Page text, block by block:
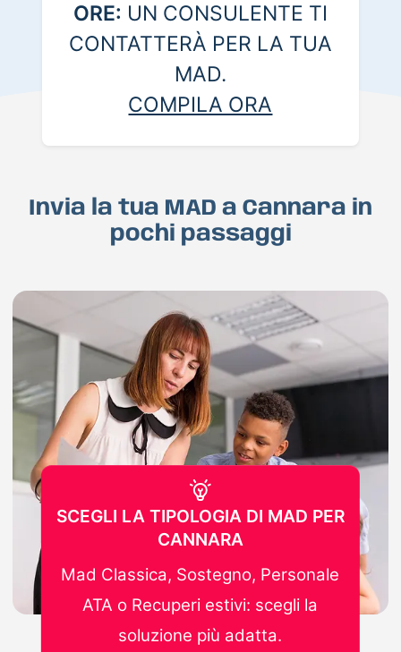
ORE: UN CONSULENTE TI
CONTATTERÀ PER LA TUA
MAD.
COMPILA ORA
Invia la tua MAD a Cannara in
pochi passaggi
SCEGLI LA TIPOLOGIA DI MAD PER
CANNARA
Mad Classica, Sostegno, Personale
ATA o Recuperi estivi: scegli la
soluzione più adatta.